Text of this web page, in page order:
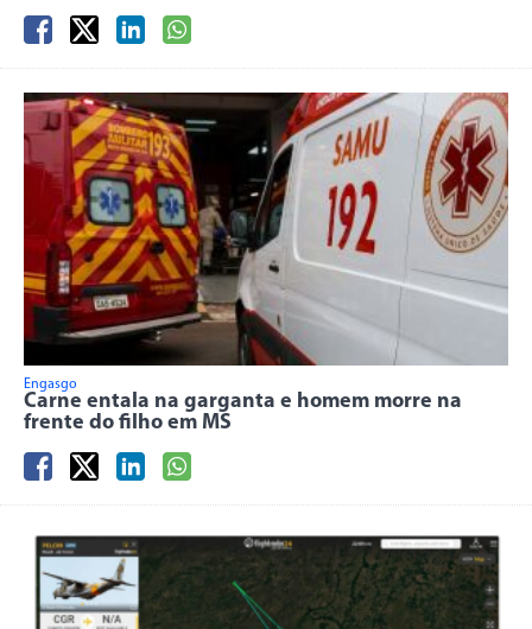
Engasgo
Carne entala na garganta e homem morre na
frente do filho em MS